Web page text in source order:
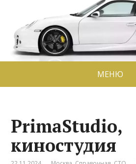
МЕНЮ
PrimaStudio,
киностудия